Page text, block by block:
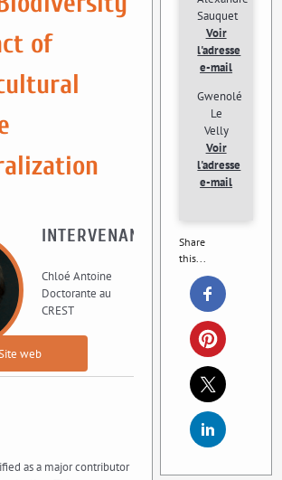
of
INTERVENANT
Chloé Antoine
Doctorante au
CREST
web
as a major contributor
Sauquet
Voir
l'adresse
e-mail
Gwenolé
Le
Velly
Voir
l'adresse
e-mail
Share
this...